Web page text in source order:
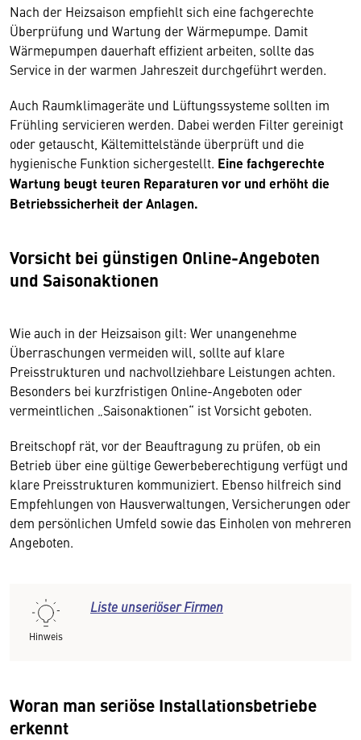
Nach der Heizsaison empfiehlt sich eine fachgerechte
Überprüfung und Wartung der Wärmepumpe. Damit
Wärmepumpen dauerhaft effizient arbeiten, sollte das
Service in der warmen Jahreszeit durchgeführt werden.
Auch Raumklimageräte und Lüftungssysteme sollten im
Frühling servicieren werden. Dabei werden Filter gereinigt
oder getauscht, Kältemittelstände überprüft und die
hygienische Funktion sichergestellt. Eine fachgerechte
Wartung beugt teuren Reparaturen vor und erhöht die
Betriebssicherheit der Anlagen.
Vorsicht bei günstigen Online-Angeboten
und Saisonaktionen
Wie auch in der Heizsaison gilt: Wer unangenehme
Überraschungen vermeiden will, sollte auf klare
Preisstrukturen und nachvollziehbare Leistungen achten.
Besonders bei kurzfristigen Online-Angeboten oder
vermeintlichen „Saisonaktionen“ ist Vorsicht geboten.
Breitschopf rät, vor der Beauftragung zu prüfen, ob ein
Betrieb über eine gültige Gewerbeberechtigung verfügt und
klare Preisstrukturen kommuniziert. Ebenso hilfreich sind
Empfehlungen von Hausverwaltungen, Versicherungen oder
dem persönlichen Umfeld sowie das Einholen von mehreren
Angeboten.
Hinweis
Liste unseriöser Firmen
Woran man seriöse Installationsbetriebe
erkennt